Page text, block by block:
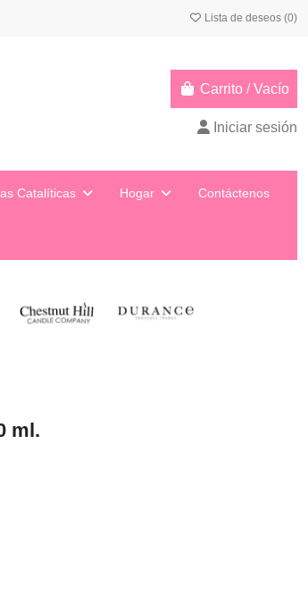
Lista de deseos (0)
Carrito /Vacío
Iniciar sesión
Catalíticas Hogar Contáctenos
ml.